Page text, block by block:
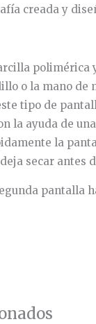
creada y
polimérica
o la mano de
tipo de
la ayuda de
la
secar antes